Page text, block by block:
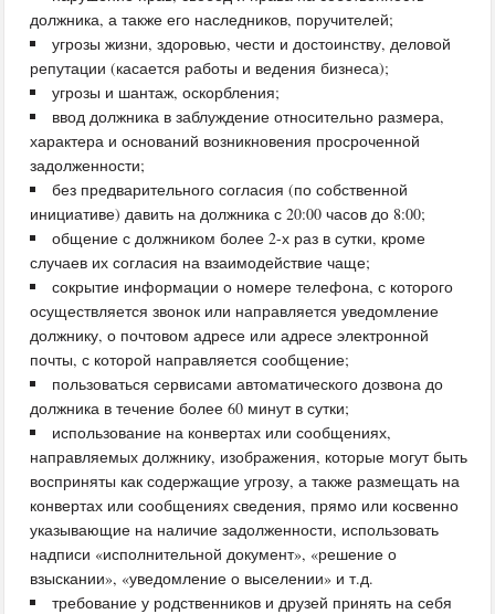
должника, а также его наследников, поручителей;
угрозы жизни, здоровью, чести и достоинству, деловой
репутации (касается работы и ведения бизнеса);
угрозы и шантаж, оскорбления;
ввод должника в заблуждение относительно размера,
характера и оснований возникновения просроченной
задолженности;
без предварительного согласия (по собственной
инициативе) давить на должника с 20:00 часов до 8:00;
общение с должником более 2-х раз в сутки, кроме
случаев их согласия на взаимодействие чаще;
сокрытие информации о номере телефона, с которого
осуществляется звонок или направляется уведомление
должнику, о почтовом адресе или адресе электронной
почты, с которой направляется сообщение;
пользоваться сервисами автоматического дозвона до
должника в течение более 60 минут в сутки;
использование на конвертах или сообщениях,
направляемых должнику, изображения, которые могут быть
восприняты как содержащие угрозу, а также размещать на
конвертах или сообщениях сведения, прямо или косвенно
указывающие на наличие задолженности, использовать
надписи «исполнительной документ», «решение о
взыскании», «уведомление о выселении» и т.д.
требование у родственников и друзей принять на себя